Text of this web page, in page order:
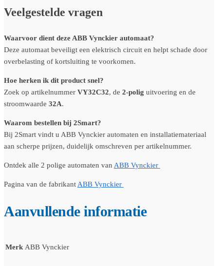
Veelgestelde vragen
Waarvoor dient deze ABB Vynckier automaat?
Deze automaat beveiligt een elektrisch circuit en helpt schade door
overbelasting of kortsluiting te voorkomen.
Hoe herken ik dit product snel?
Zoek op artikelnummer VY32C32, de 2-polig uitvoering en de
stroomwaarde 32A.
Waarom bestellen bij 2Smart?
Bij 2Smart vindt u ABB Vynckier automaten en installatiemateriaal
aan scherpe prijzen, duidelijk omschreven per artikelnummer.
Ontdek alle 2 polige automaten van ABB Vynckier
Pagina van de fabrikant ABB Vynckier
Aanvullende informatie
Merk ABB Vynckier